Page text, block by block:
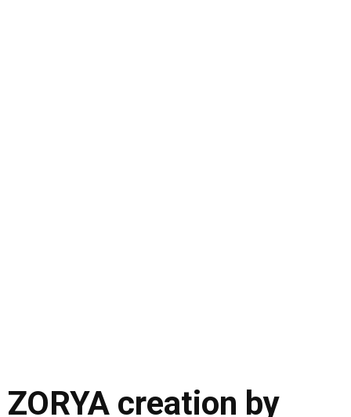
ZORYA creation by